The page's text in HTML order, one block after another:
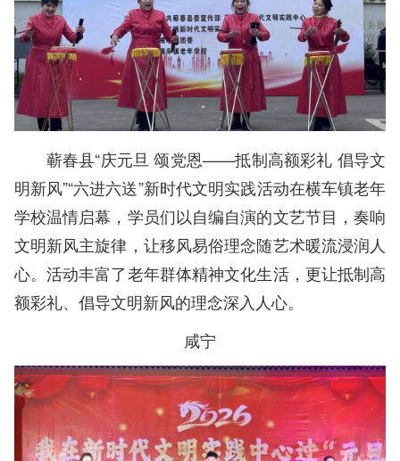
蕲春县“庆元旦 颂党恩——抵制高额彩礼 倡导文
明新风”“六进六送”新时代文明实践活动在横车镇老年
学校温情启幕，学员们以自编自演的文艺节目，奏响
文明新风主旋律，让移风易俗理念随艺术暖流浸润人
心。活动丰富了老年群体精神文化生活，更让抵制高
额彩礼、倡导文明新风的理念深入人心。
咸宁